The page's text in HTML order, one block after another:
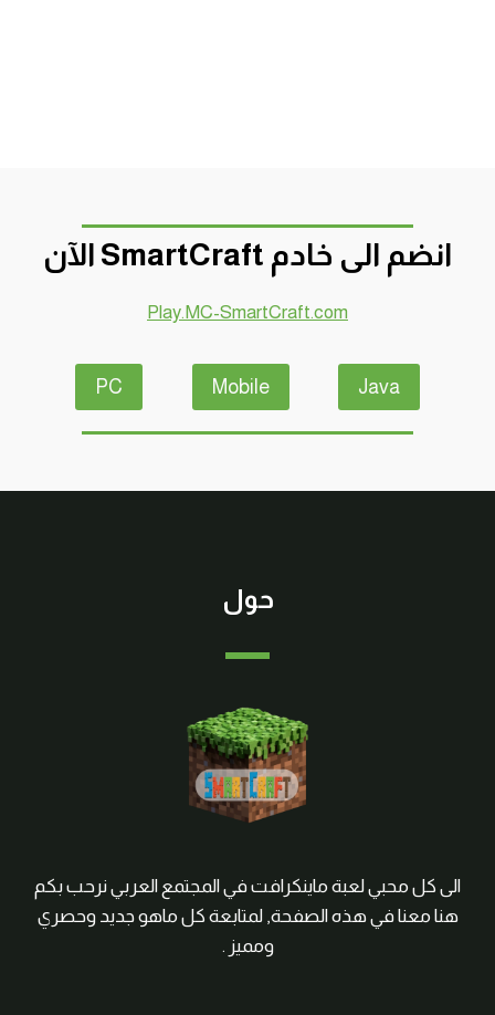
انضم الى خادم SmartCraft الآن
Play.MC-SmartCraft.com
Java
Mobile
PC
حول
الى كل محبي لعبة ماينكرافت في المجتمع العربي نرحب بكم
هنا معنا في هذه الصفحة, لمتابعة كل ماهو جديد وحصري
ومميز .